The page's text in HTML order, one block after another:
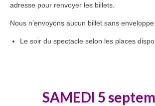
adresse pour renvoyer les billets.
Nous n’envoyons aucun billet sans enveloppe
Le soir du spectacle selon les places
SAMEDI 5